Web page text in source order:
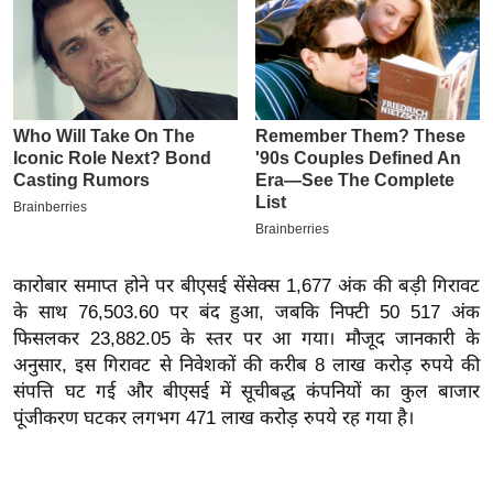
म
-
पे
प
र
ल
बे
मि
सा
कारोबार समाप्त होने पर बीएसई सेंसेक्स 1,677 अंक की बड़ी गिरावट
के साथ 76,503.60 पर बंद हुआ, जबकि निफ्टी 50 517 अंक
फिसलकर 23,882.05 के स्तर पर आ गया। मौजूद जानकारी के
अनुसार, इस गिरावट से निवेशकों की करीब 8 लाख करोड़ रुपये की
संपत्ति घट गई और बीएसई में सूचीबद्ध कंपनियों का कुल बाजार
पूंजीकरण घटकर लगभग 471 लाख करोड़ रुपये रह गया है।